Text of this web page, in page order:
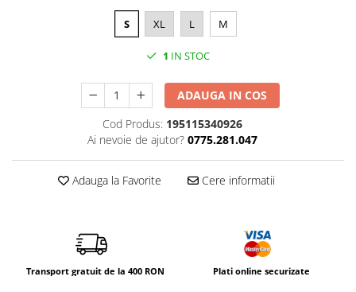
Ghete drumetie
Intretinere echipamente
Rucsacuri & Accesorii
Saltele & Accesorii
S XL L M
1 IN STOC
ADAUGA IN COS
Cod Produs: 195115340926
Ai nevoie de ajutor? 0775.281.047
Adauga la Favorite Cere informatii
Transport gratuit de la 400 RON Plati online securizate